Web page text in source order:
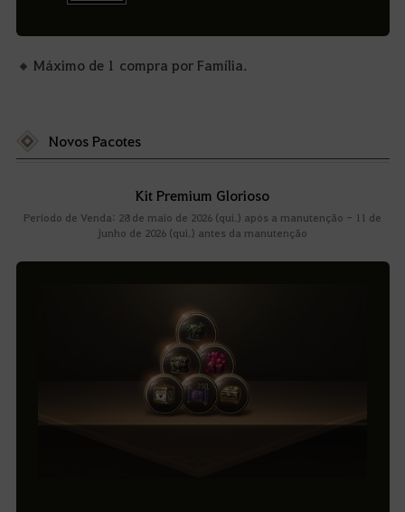
Máximo de 1 compra por Família.
Novos Pacotes
Kit Premium Glorioso
Período de Venda: 28 de maio de 2026 (qui.) após a manutenção - 11 de
junho de 2026 (qui.) antes da manutenção